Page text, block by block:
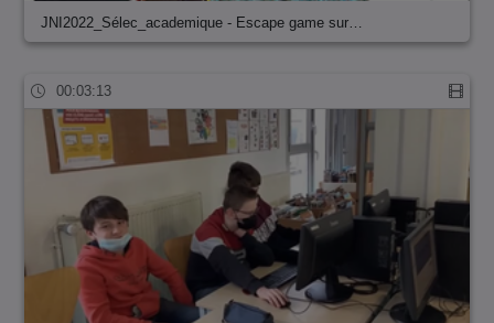
JNI2022_Sélec_academique - Escape game sur…
00:03:13